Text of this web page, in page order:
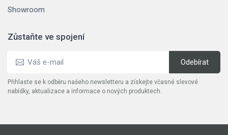
Showroom
Zůstaňte ve spojení
Přihlaste se k odběru našeho newsletteru a získejte včasné slevové
nabídky, aktualizace a informace o nových produktech.